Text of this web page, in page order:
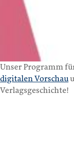
Unser Programm
digitalen Vorschau
Verlagsgeschichte!